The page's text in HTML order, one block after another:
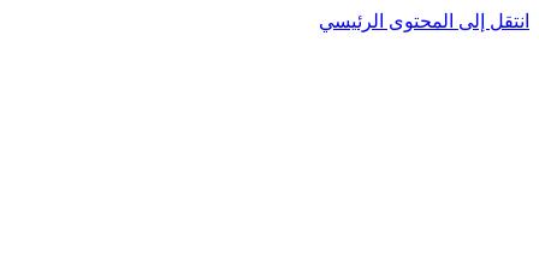
انتقل إلى المحتوى الرئيسي